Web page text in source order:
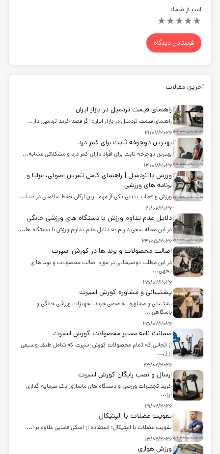
امتیاز شما:
★
★
★
★
★
آخرین مقالات
راهنمای قیمت تردمیل در بازار ایران
راهنمای قیمت تردمیل در بازار ایران: اگر قصد خرید تردمیل دار...
21/07/2026
بهترین دوچرخه ثابت برای کمر درد
بهترین دوچرخه ثابت برای افراد دارای کمر درد و مشکلاتی مشابه...
14/07/2026
ورزش با تردمیل | راهنمای کامل تمرین اصولی، مزایا و
برنامه های ورزشی
ورزش و فعالیت بدنی یکی از مهم ترین ارکان حفظ سلامتی در دنیا...
21/06/2026
دلایل عدم تداوم ورزش با دستگاه های ورزشی خانگی
در این مقاله سعی داریم به دلایل عدم تداوم ورزش با دستگاه ها...
24/05/2026
اصالت محصولات و برند ها در کورش اسپرت
در این مطلب توضیحاتی در مورد اصالت محصولات و برند ها ی
تجهی...
25/02/2026
پشتیبانی و مشاوره کورش اسپرت
پشتیبانی و مشاوره تخصصی خرید تجهیزات ورزشی خانگی و
باشگاهی ...
25/02/2026
ضمانت نامه معتبر محصولات کورش اسپرت
از آنجایی که تمام محصولات کورش اسپرت که شامل طیف وسیعی
از ل...
23/02/2026
ارسال و نصب رایگان کورش اسپرت
خرید تجهیزات ورزشی و دستگاه های ماساژور یک سرمایه گذاری
ارز...
19/02/2026
تقویت عضلات با الپتیکال
تقویت عضلات با الپتیکال؛ استفاده از اسکی فضایی علاوه بر ا...
14/02/2026
ورزش هوازی